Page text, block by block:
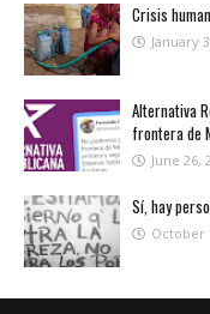
Crisis
January
Alternativa
frontera de
June 26,
Sí, hay
October